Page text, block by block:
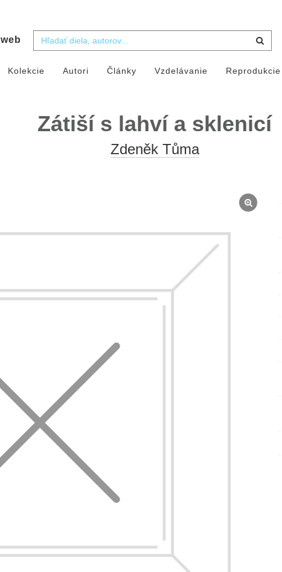
web
Kolekcie Autori Články Vzdelávanie Reprodukcie
Zátiší s lahví a sklenicí
Zdeněk Tůma